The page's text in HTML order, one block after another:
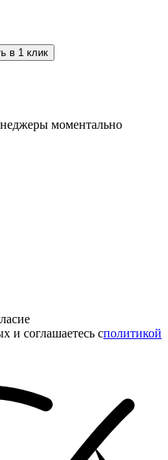
в 1 клик
моментально
и соглашаетесь cполитикой